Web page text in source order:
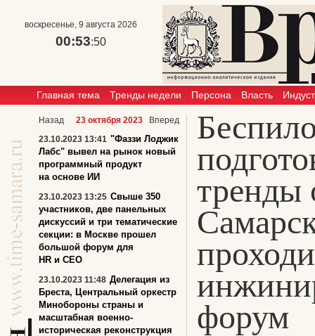
воскресенье, 9 августа 2026
00:53:50
Главная тема Тренды недели Персона Власть
тренды
форум
Назад 23 октября 2023
Вперед
23.10.2023 13:41 "Фаззи Лоджик
Лабс" вывел на рынок новый
программный продукт
на основе ИИ
23.10.2023 13:25 Свыше 350
участников, две панельных
дискуссий и три тематические
секции: в Москве прошел
большой форум для
HR и CEO
23.10.2023 11:48 Делегация из
Бреста, Центральный оркестр
Минобороны страны и
масштабная военно-
историческая реконструкция